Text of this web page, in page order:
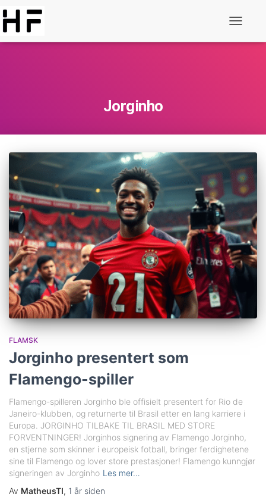
Jorginho
FLAMSK
Jorginho presentert som
Flamengo-spiller
Flamengo-spilleren Jorginho ble offisielt presentert for Rio de
Janeiro-klubben, og returnerte til Brasil etter en lang karriere i
Europa. JORGINHO TILBAKE TIL BRASIL MED STORE
FORVENTNINGER! Jorginhos signering av Flamengo Jorginho,
en stjerne som skinner i europeisk fotball, bringer ferdighetene
sine til Flamengo og lover store prestasjoner! Flamengo kunngjør
signeringen av Jorginho Les mer…
Av MatheusTI, 1 år siden